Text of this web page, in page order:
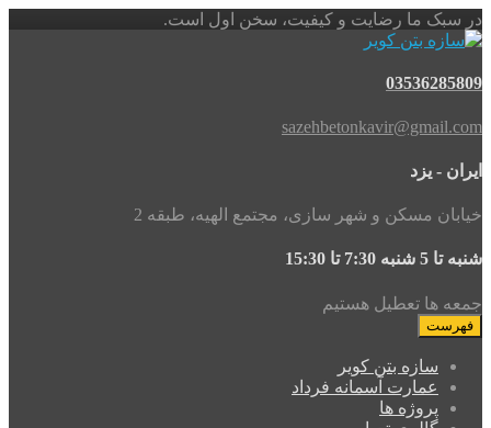
در سبک ما رضایت و کیفیت، سخن اول است.
03536285809
sazehbetonkavir@gmail.com
ایران - یزد
خیابان مسکن و شهر سازی، مجتمع الهیه، طبقه 2
شنبه تا 5 شنبه 7:30 تا 15:30
جمعه ها تعطیل هستیم
فهرست
سازه بتن کویر
عمارت آسمانه فرداد
پروژه ها